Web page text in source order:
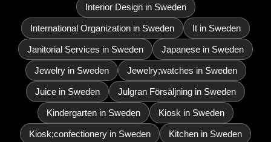
Interior Design in Sweden
International Organization in Sweden It in Sweden
Janitorial Services in Sweden Japanese in Sweden
Jewelry in Sweden Jewelry;watches in Sweden
Juice in Sweden Julgran Försäljning in Sweden
Kindergarten in Sweden Kiosk in Sweden
Kiosk;confectionery in Sweden Kitchen in Sweden